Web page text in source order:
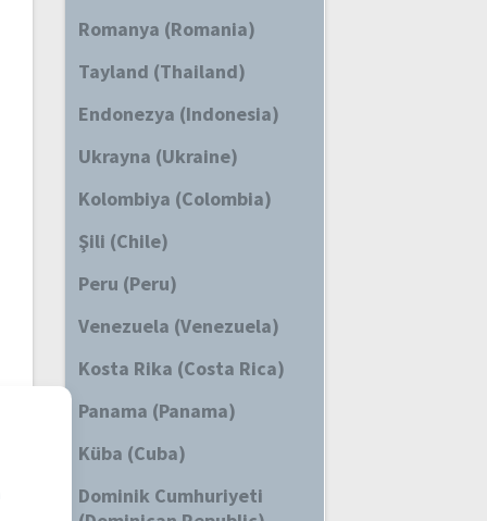
Romanya (Romania)
Tayland (Thailand)
Endonezya (Indonesia)
Ukrayna (Ukraine)
Kolombiya (Colombia)
Şili (Chile)
Peru (Peru)
Venezuela (Venezuela)
Kosta Rika (Costa Rica)
Panama (Panama)
Küba (Cuba)
Dominik Cumhuriyeti